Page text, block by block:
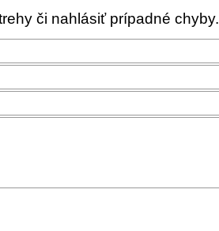
či nahlásiť prípadné chyby.